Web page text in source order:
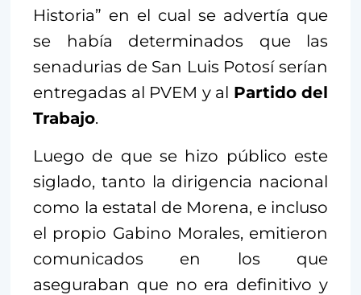
Historia” en el cual se advertía que
se había determinados que las
senadurias de San Luis Potosí serían
entregadas al PVEM y al Partido del
Trabajo.
Luego de que se hizo público este
siglado, tanto la dirigencia nacional
como la estatal de Morena, e incluso
el propio Gabino Morales, emitieron
comunicados en los que
aseguraban que no era definitivo y